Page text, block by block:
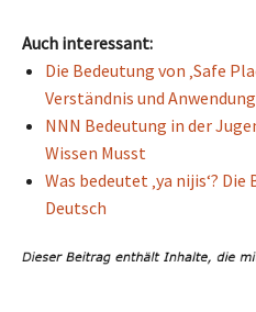
Auch interessant:
Die Bedeutung von ‚Safe
Verständnis und Anwendung
NNN Bedeutung in der
Wissen Musst
Was bedeutet ‚ya nijis‘?
Deutsch